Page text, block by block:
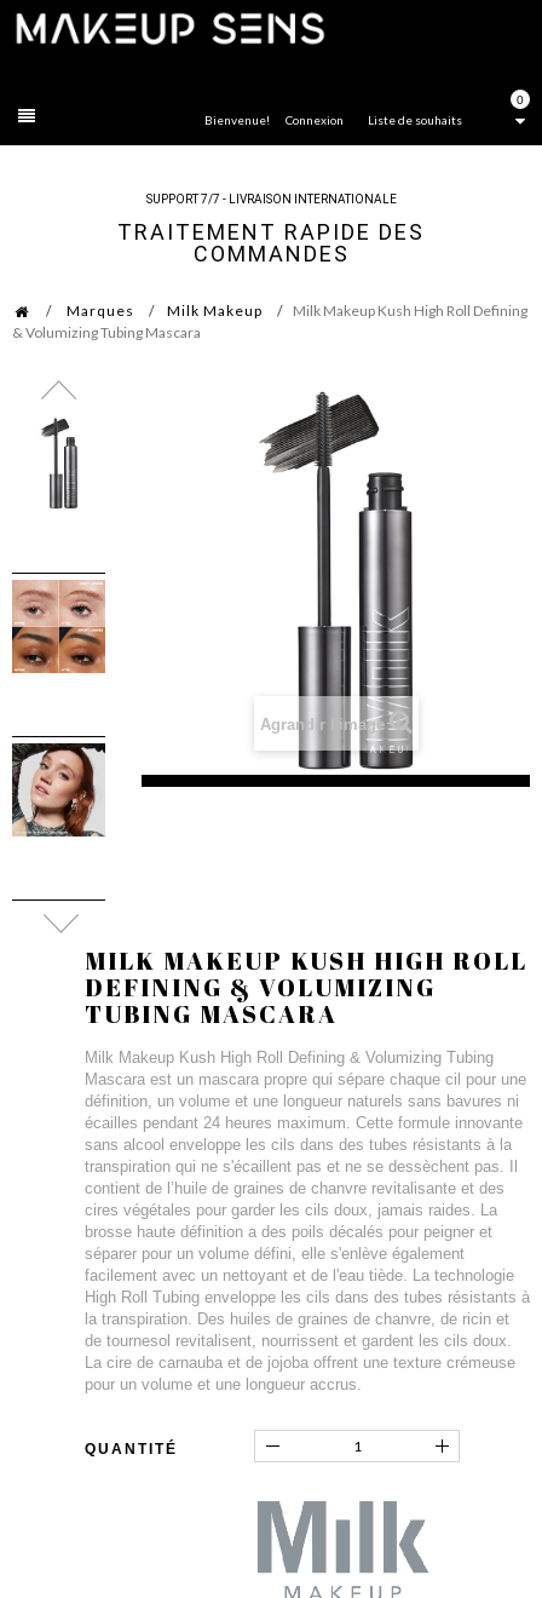
0
Liste de souhaits
Bienvenue! Connexion
SUPPORT 7/7 - LIVRAISON INTERNATIONALE
TRAITEMENT RAPIDE DES
COMMANDES
Marques Milk Makeup
Milk Makeup Kush High Roll Defining
& Volumizing Tubing Mascara
Agrandir l'image
MILK MAKEUP KUSH HIGH ROLL
DEFINING & VOLUMIZING
TUBING MASCARA
Milk Makeup Kush High Roll Defining & Volumizing Tubing
Mascara est un mascara propre qui sépare chaque cil pour une
définition, un volume et une longueur naturels sans bavures ni
écailles pendant 24 heures maximum. Cette formule innovante
sans alcool enveloppe les cils dans des tubes résistants à la
transpiration qui ne s'écaillent pas et ne se dessèchent pas. Il
contient de l’huile de graines de chanvre revitalisante et des
cires végétales pour garder les cils doux, jamais raides. La
brosse haute définition a des poils décalés pour peigner et
séparer pour un volume défini, elle s'enlève également
facilement avec un nettoyant et de l'eau tiède. La technologie
High Roll Tubing enveloppe les cils dans des tubes résistants à
la transpiration. Des huiles de graines de chanvre, de ricin et
de tournesol revitalisent, nourrissent et gardent les cils doux.
La cire de carnauba et de jojoba offrent une texture crémeuse
pour un volume et une longueur accrus.
QUANTITÉ